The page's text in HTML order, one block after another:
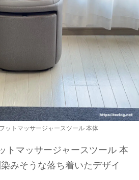
ットマッサージャースツール 本体
トマッサージャースツール 本
みそうな落ち着いたデザイ